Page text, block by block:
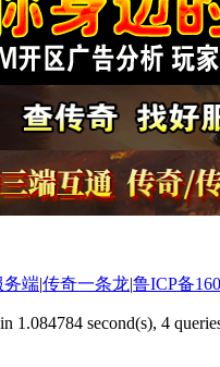
务端|传奇一条龙|鲁ICP备
1.084784 second(s), 4